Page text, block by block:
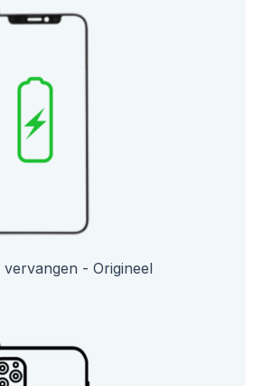
vervangen - Origineel